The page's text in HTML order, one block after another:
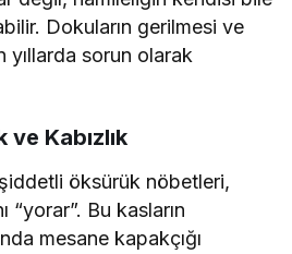
Dokuların gerilmesi ve
yıllarda sorun olarak
Kabızlık
öksürük nöbetleri,
“yorar”. Bu kasların
mesane kapakçığı